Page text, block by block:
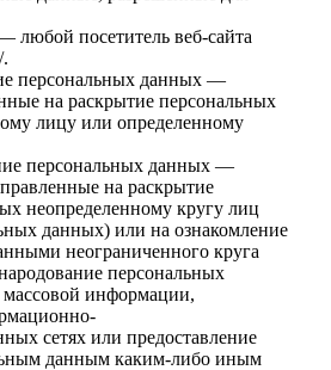
любой посетитель веб-сайта
.
персональных данных —
на раскрытие персональных
лицу или определенному
персональных данных —
на раскрытие
неопределенному кругу лиц
данных) или на ознакомление
неограниченного круга
персональных
массовой информации,
сетях или предоставление
данным каким-либо иным